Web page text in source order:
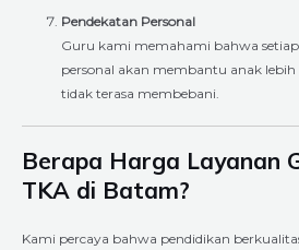
Pendekatan Personal
Guru kami memahami bahwa
personal akan membantu anak
tidak terasa membebani.
Berapa Harga Layanan
TKA di Batam?
Kami percaya bahwa pendidikan